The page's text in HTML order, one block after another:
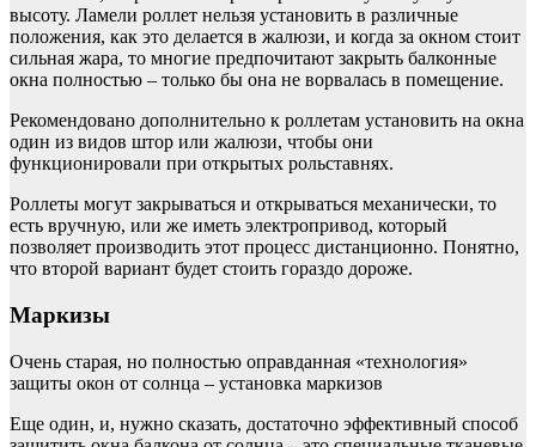
высоту. Ламели роллет нельзя установить в различные
положения, как это делается в жалюзи, и когда за окном стоит
сильная жара, то многие предпочитают закрыть балконные
окна полностью – только бы она не ворвалась в помещение.
Рекомендовано дополнительно к роллетам установить на окна
один из видов штор или жалюзи, чтобы они
функционировали при открытых рольставнях.
Роллеты могут закрываться и открываться механически, то
есть вручную, или же иметь электропривод, который
позволяет производить этот процесс дистанционно. Понятно,
что второй вариант будет стоить гораздо дороже.
Маркизы
Очень старая, но полностью оправданная «технология»
защиты окон от солнца – установка маркизов
Еще один, и, нужно сказать, достаточно эффективный способ